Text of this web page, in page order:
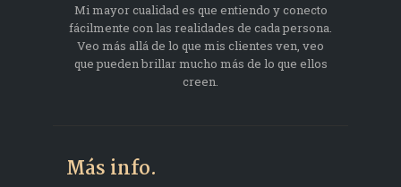
Mi mayor cualidad es que entiendo y conecto
fácilmente con las realidades de cada persona.
Veo más allá de lo que mis clientes ven, veo
que pueden brillar mucho más de lo que ellos
creen.
Más info.